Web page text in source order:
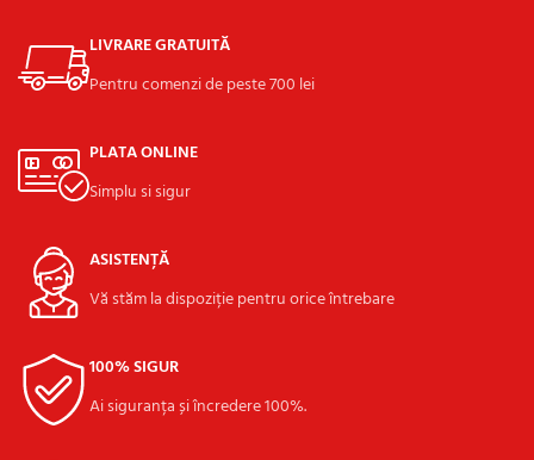
LIVRARE GRATUITĂ
Pentru comenzi de peste 700 lei
PLATA ONLINE
Simplu si sigur
ASISTENȚĂ
Vă stăm la dispoziție pentru orice întrebare
100% SIGUR
Ai siguranța și încredere 100%.